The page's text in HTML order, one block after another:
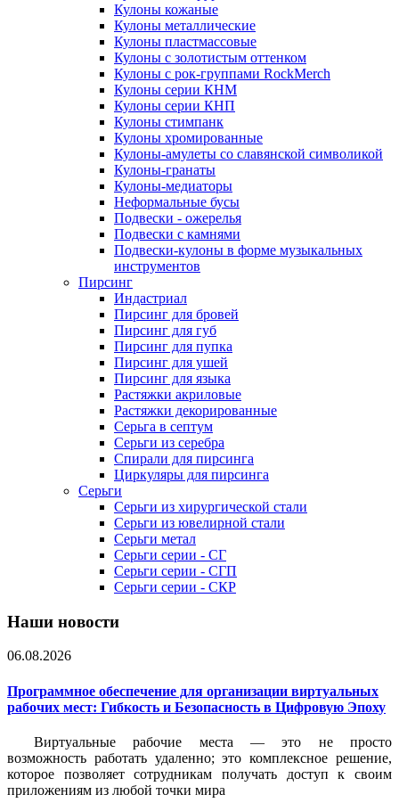
Кулоны кожаные
Кулоны металлические
Кулоны пластмассовые
Кулоны с золотистым оттенком
Кулоны с рок-группами RockMerch
Кулоны серии КНМ
Кулоны серии КНП
Кулоны стимпанк
Кулоны хромированные
Кулоны-амулеты со славянской символикой
Кулоны-гранаты
Кулоны-медиаторы
Неформальные бусы
Подвески - ожерелья
Подвески с камнями
Подвески-кулоны в форме музыкальных
инструментов
Пирсинг
Индастриал
Пирсинг для бровей
Пирсинг для губ
Пирсинг для пупка
Пирсинг для ушей
Пирсинг для языка
Растяжки акриловые
Растяжки декорированные
Серьга в септум
Серьги из серебра
Спирали для пирсинга
Циркуляры для пирсинга
Серьги
Серьги из хирургической стали
Серьги из ювелирной стали
Серьги метал
Серьги серии - СГ
Серьги серии - СГП
Серьги серии - СКР
Наши новости
06.08.2026
Программное обеспечение для организации виртуальных
рабочих мест: Гибкость и Безопасность в Цифровую Эпоху
Виртуальные рабочие места — это не просто
возможность работать удаленно; это комплексное решение,
которое позволяет сотрудникам получать доступ к своим
приложениям из любой точки мира